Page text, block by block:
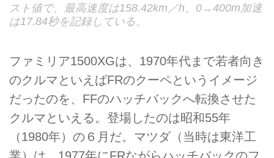
スト値で、最高速度は158.42km／h、0→400m加速
は17.84秒を記録している。
ファミリア1500XGは、1970年代まで若者向き
のクルマといえばFRのクーペというイメージ
だったのを、FFのハッチバックへ転換させた
クルマといえる。登場したのは昭和55年
（1980年）の６月だ。マツダ（当時は東洋工